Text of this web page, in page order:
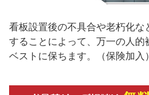
看板設置後の不具合や老朽化な
することによって、万一の人的
ベストに保ちます。（保険加入）